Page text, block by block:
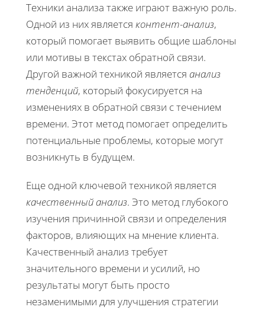
Техники анализа также играют важную роль.
Одной из них является контент-анализ,
который помогает выявить общие шаблоны
или мотивы в текстах обратной связи.
Другой важной техникой является анализ
тенденций, который фокусируется на
изменениях в обратной связи с течением
времени. Этот метод помогает определить
потенциальные проблемы, которые могут
возникнуть в будущем.
Еще одной ключевой техникой является
качественный анализ. Это метод глубокого
изучения причинной связи и определения
факторов, влияющих на мнение клиента.
Качественный анализ требует
значительного времени и усилий, но
результаты могут быть просто
незаменимыми для улучшения стратегии